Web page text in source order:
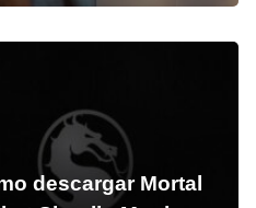
descargar Mortal